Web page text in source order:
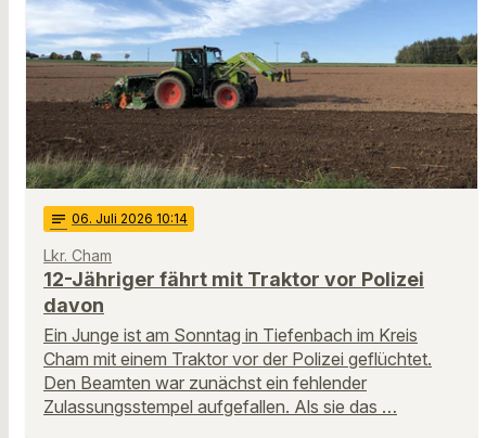
notes 06. Juli 2026 10:14
Lkr. Cham
12-Jähriger fährt mit Traktor vor Polizei
davon
Ein Junge ist am Sonntag in Tiefenbach im Kreis
Cham mit einem Traktor vor der Polizei geflüchtet.
Den Beamten war zunächst ein fehlender
Zulassungsstempel aufgefallen. Als sie das …